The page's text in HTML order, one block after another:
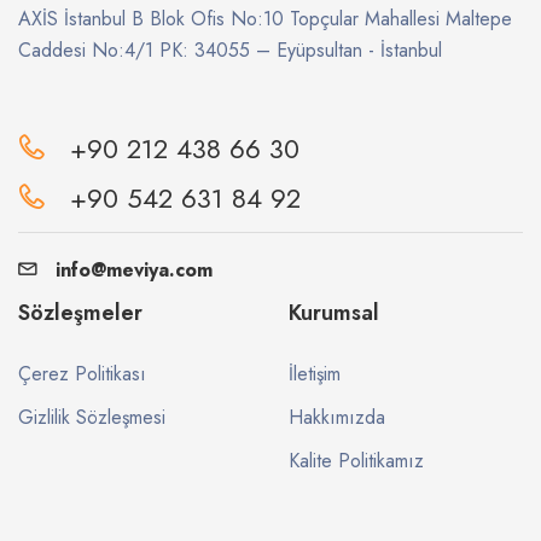
AXİS İstanbul B Blok Ofis No:10 Topçular Mahallesi Maltepe
Caddesi No:4/1 PK: 34055 – Eyüpsultan - İstanbul
+90 212 438 66 30
+90 542 631 84 92
info@meviya.com
Sözleşmeler
Çerez Politikası
Gizlilik Sözleşmesi
Kurumsal
İletişim
Hakkımızda
Kalite Politikamız